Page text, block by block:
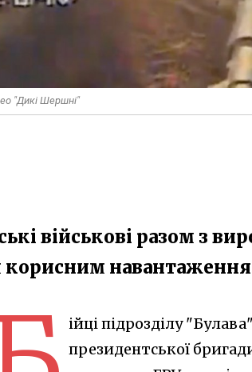
"Дикі Шершні"
військові разом з
корисним
ійці підрозділу
президентської